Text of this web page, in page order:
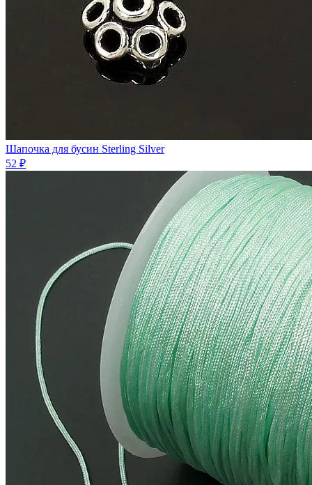
Шапочка для бусин Sterling Silver
52 ₽